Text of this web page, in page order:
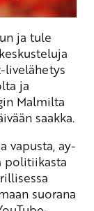
ja tule
livelähetys
ja
Malmilta
saakka.
vapusta, ay-
politiikasta
suorana